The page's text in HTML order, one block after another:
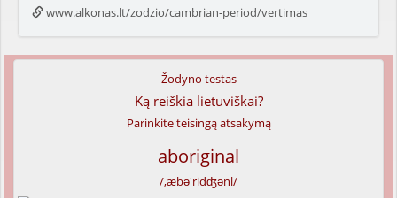
www.alkonas.lt/zodzio/cambrian-period/vertimas
Žodyno testas
Ką reiškia lietuviškai?
Parinkite teisingą atsakymą
aboriginal
/,æbə'ridʤənl/